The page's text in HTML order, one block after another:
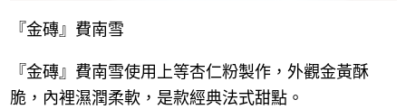
『金磚』費南雪
『金磚』費南雪使用上等杏仁粉製作，外觀金黃酥
脆，內裡濕潤柔軟，是款經典法式甜點。